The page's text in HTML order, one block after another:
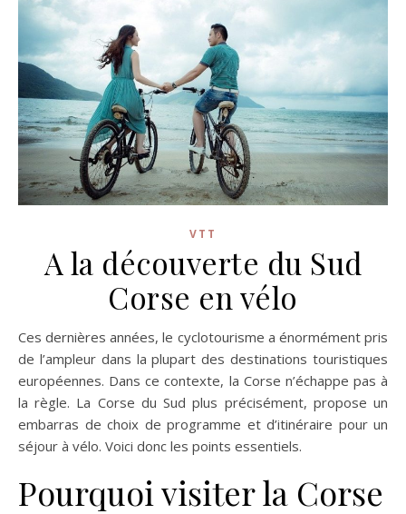
VTT
A la découverte du Sud
Corse en vélo
Ces dernières années, le cyclotourisme a énormément pris
de l’ampleur dans la plupart des destinations touristiques
européennes. Dans ce contexte, la Corse n’échappe pas à
la règle. La Corse du Sud plus précisément, propose un
embarras de choix de programme et d’itinéraire pour un
séjour à vélo. Voici donc les points essentiels.
Pourquoi visiter la Corse